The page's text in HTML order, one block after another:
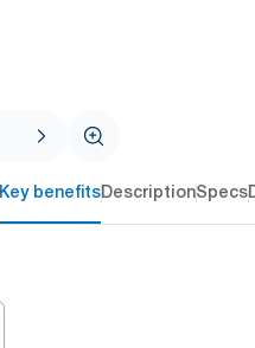
Key benefitsDescriptionSpecs